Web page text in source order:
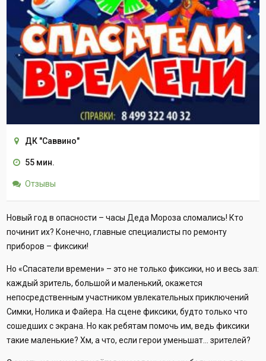
ДК "Саввино"
55 мин.
Отзывы
Новый год в опасности – часы Деда Мороза сломались! Кто
починит их? Конечно, главные специалисты по ремонту
приборов – фиксики!
Но «Спасатели времени» – это не только фиксики, но и весь зал:
каждый зритель, большой и маленький, окажется
непосредственным участником увлекательных приключений
Симки, Нолика и Файера. На сцене фиксики, будто только что
сошедших с экрана. Но как ребятам помочь им, ведь фиксики
такие маленькие? Хм, а что, если герои уменьшат... зрителей?